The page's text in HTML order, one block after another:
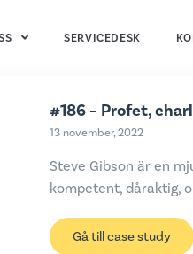
SERVICEDESK
#186 – Profet,
13 november, 2022
Steve Gibson är en
kompetent, dåraktig,
Gå till case study